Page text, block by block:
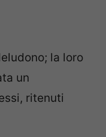
la loro
un
ritenuti